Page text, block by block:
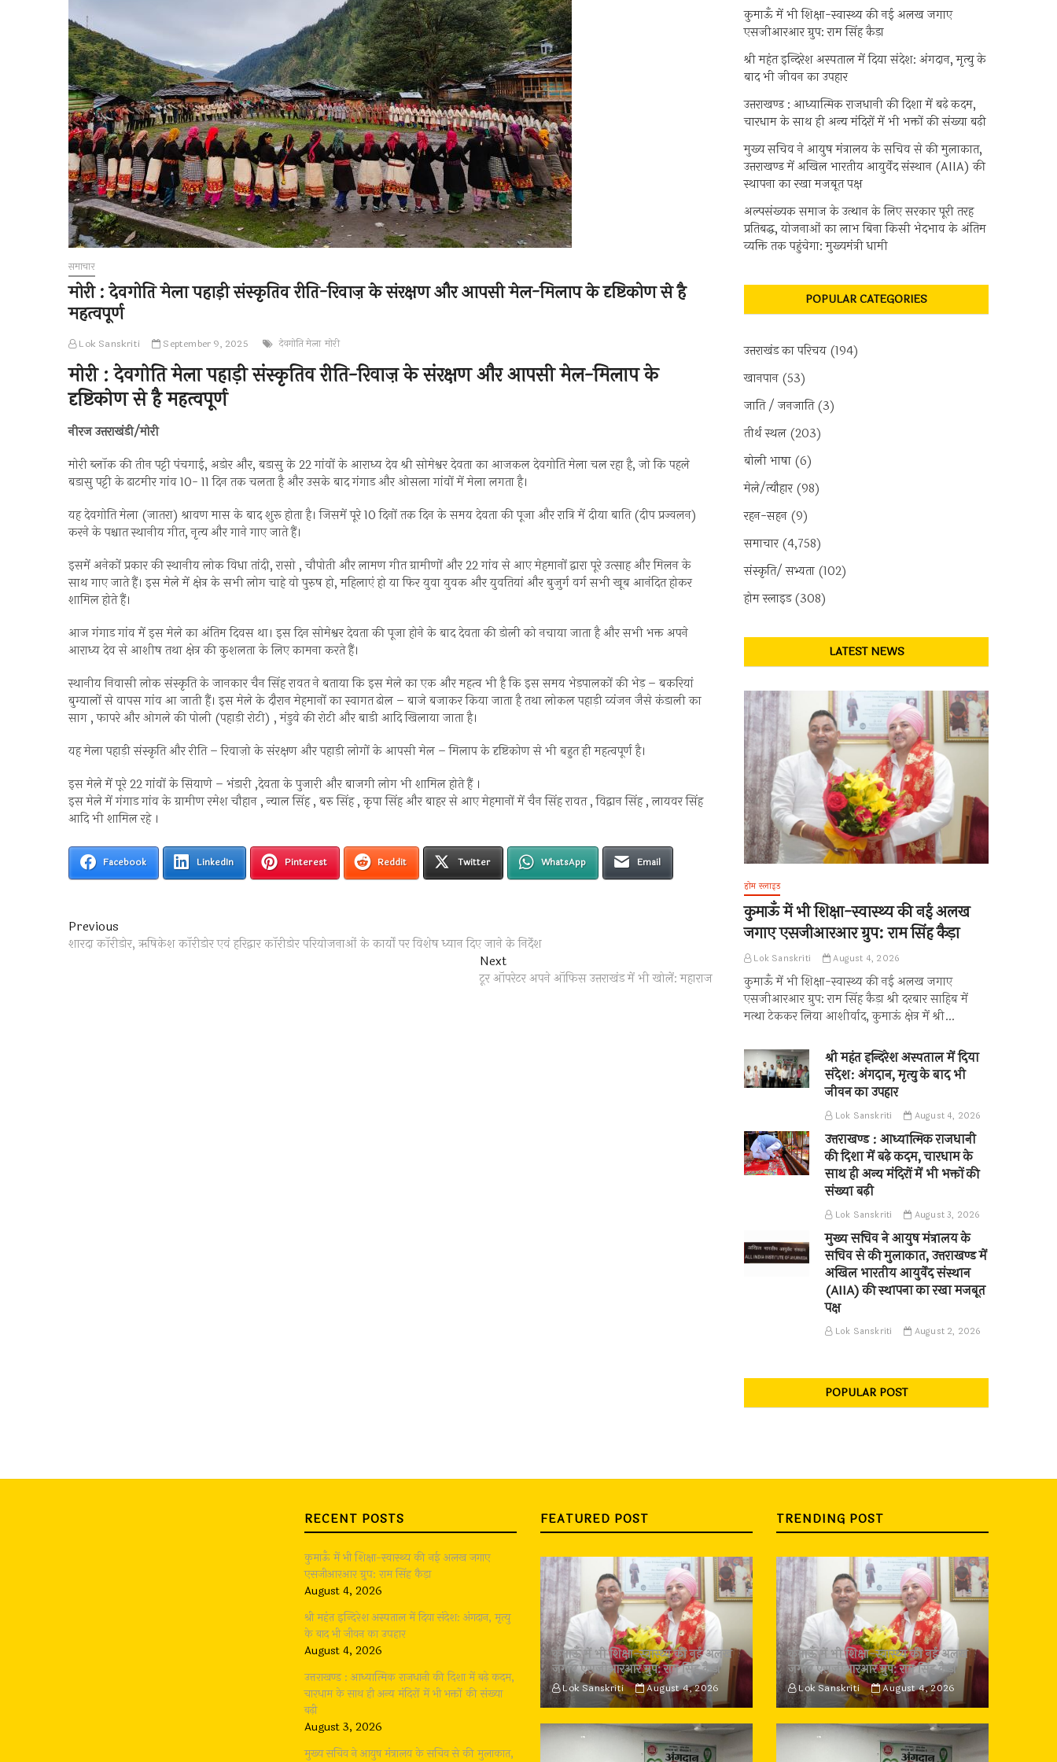
समाचार
मोरी : देवगोति मेला पहाड़ी संस्कृतिव रीति-रिवाज़ के संरक्षण और आपसी मेल-मिलाप के दृष्टिकोण से है
महत्वपूर्ण
Lok Sanskriti September 9, 2025 देवगोति मेला मोरी
मोरी : देवगोति मेला पहाड़ी संस्कृतिव रीति-रिवाज़ के संरक्षण और आपसी मेल-मिलाप के
दृष्टिकोण से है महत्वपूर्ण
नीरज उत्तराखंडी/मोरी
मोरी ब्लॉक की तीन पट्टी पंचगाई, अडोर और, बडासु के 22 गांवों के आराध्य देव श्री सोमेश्वर देवता का आजकल देवगोति मेला चल रहा है, जो कि पहले
बडासु पट्टी के ढाटमीर गांव 10- 11 दिन तक चलता है और उसके बाद गंगाड और ओसला गांवों में मेला लगता है।
यह देवगोति मेला (जातरा) श्रावण मास के बाद शुरू होता है। जिसमें पूरे 10 दिनों तक दिन के समय देवता की पूजा और रात्रि में दीया बाति (दीप प्रज्वलन)
करने के पश्चात स्थानीय गीत, नृत्य और गाने गाए जाते हैं।
इसमें अनेकों प्रकार की स्थानीय लोक विधा तांदी, रासो , चौपोती और लामण गीत ग्रामीणों और 22 गांव से आए मेहमानों द्वारा पूरे उत्साह और मिलन के
साथ गाए जाते हैं। इस मेले में क्षेत्र के सभी लोग चाहे वो पुरुष हो, महिलाएं हो या फिर युवा युवक और युवतियां और बुजुर्ग वर्ग सभी खूब आनंदित होकर
शामिल होते हैं।
आज गंगाड गांव में इस मेले का अंतिम दिवस था। इस दिन सोमेश्वर देवता की पूजा होने के बाद देवता की डोली को नचाया जाता है और सभी भक्त अपने
आराध्य देव से आशीष तथा क्षेत्र की कुशलता के लिए कामना करते हैं।
स्थानीय निवासी लोक संस्कृति के जानकार चैन सिंह रावत ने बताया कि इस मेले का एक और महत्व भी है कि इस समय भेड़पालकों की भेड़ – बकरियां
बुग्यालों से वापस गांव आ जाती हैं। इस मेले के दौरान मेहमानों का स्वागत ढोल – बाजे बजाकर किया जाता है तथा लोकल पहाड़ी व्यंजन जैसे कंडाली का
साग , फापरे और ओगले की पोली (पहाड़ी रोटी) , मंडुवे की रोटी और बाडी आदि खिलाया जाता है।
यह मेला पहाड़ी संस्कृति और रीति – रिवाज़ो के संरक्षण और पहाड़ी लोगों के आपसी मेल – मिलाप के दृष्टिकोण से भी बहुत ही महत्वपूर्ण है।
इस मेले में पूरे 22 गांवों के सियाणे – भंडारी ,देवता के पुजारी और बाजगी लोग भी शामिल होते हैं ।
इस मेले में गंगाड गांव के ग्रामीण रमेश चौहान , न्याल सिंह , बरु सिंह , कृपा सिंह और बाहर से आए मेहमानों में चैन सिंह रावत , विद्वान सिंह , लायवर सिंह
आदि भी शामिल रहे ।
Facebook LinkedIn Pinterest Reddit Twitter WhatsApp Email
Post
navigation
Previous
post:
शारदा कॉरीडोर, ऋषिकेश कॉरीडोर एवं हरिद्वार कॉरीडोर परियोजनाओं के कार्यों पर विशेष ध्यान दिए जाने के निर्देश
NextNext
post:
टूर ऑपरेटर अपने ऑफिस उत्तराखंड में भी खोलें: महाराज
कुमाऊँ में भी शिक्षा-स्वास्थ्य की नई अलख जगाए
एसजीआरआर ग्रुप: राम सिंह कैड़ा
श्री महंत इन्दिरेश अस्पताल में दिया संदेश: अंगदान, मृत्यु के
बाद भी जीवन का उपहार
उत्तराखण्ड : आध्यात्मिक राजधानी की दिशा में बढ़े कदम,
चारधाम के साथ ही अन्य मंदिरों में भी भक्तों की संख्या बढ़ी
मुख्य सचिव ने आयुष मंत्रालय के सचिव से की मुलाकात,
उत्तराखण्ड में अखिल भारतीय आयुर्वेद संस्थान (AIIA) की
स्थापना का रखा मजबूत पक्ष
अल्पसंख्यक समाज के उत्थान के लिए सरकार पूरी तरह
प्रतिबद्ध, योजनाओं का लाभ बिना किसी भेदभाव के अंतिम
व्यक्ति तक पहुंचेगा: मुख्यमंत्री धामी
POPULAR CATEGORIES
उत्तराखंड का परिचय (194)
खानपान (53)
जाति / जनजाति(3)
तीर्थ स्थल (203)
बोली भाषा (6)
मेले/त्यौहार(98)
रहन-सहन (9)
समाचार(4,758)
संस्कृति/ सभ्यता (102)
होम स्लाइड(308)
LATEST NEWS
होम स्लाइड
कुमाऊँ में भी शिक्षा-स्वास्थ्य की नई अलख
जगाए एसजीआरआर ग्रुप: राम सिंह कैड़ा
Lok Sanskriti August 4, 2026
कुमाऊँ में भी शिक्षा-स्वास्थ्य की नई अलख जगाए
एसजीआरआर ग्रुप: राम सिंह कैड़ा श्री दरबार साहिब में
मत्था टेककर लिया आशीर्वाद, कुमाऊं क्षेत्र में श्री…
श्री महंत इन्दिरेश अस्पताल में दिया
संदेश: अंगदान, मृत्यु के बाद भी
जीवन का उपहार
Lok Sanskriti August 4, 2026
उत्तराखण्ड : आध्यात्मिक राजधानी
की दिशा में बढ़े कदम, चारधाम के
साथ ही अन्य मंदिरों में भी भक्तों की
संख्या बढ़ी
Lok Sanskriti August 3, 2026
मुख्य सचिव ने आयुष मंत्रालय के
सचिव से की मुलाकात, उत्तराखण्ड में
अखिल भारतीय आयुर्वेद संस्थान
(AIIA) की स्थापना का रखा मजबूत
पक्ष
Lok Sanskriti August 2, 2026
POPULAR POST
RECENT POSTS
कुमाऊँ में भी शिक्षा-स्वास्थ्य की नई अलख जगाए
एसजीआरआर ग्रुप: राम सिंह कैड़ा
August 4, 2026
श्री महंत इन्दिरेश अस्पताल में दिया संदेश: अंगदान, मृत्यु
के बाद भी जीवन का उपहार
August 4, 2026
उत्तराखण्ड : आध्यात्मिक राजधानी की दिशा में बढ़े कदम,
चारधाम के साथ ही अन्य मंदिरों में भी भक्तों की संख्या
बढ़ी
August 3, 2026
मुख्य सचिव ने आयुष मंत्रालय के सचिव से की मुलाकात,
FEATURED POST
कुमाऊँ में भी शिक्षा-स्वास्थ्य की नई अलख
जगाए एसजीआरआर ग्रुप: राम सिंह कैड़ा
Lok Sanskriti August 4, 2026
TRENDING POST
कुमाऊँ में भी शिक्षा-स्वास्थ्य की नई अलख
जगाए एसजीआरआर ग्रुप: राम सिंह कैड़ा
Lok Sanskriti August 4, 2026